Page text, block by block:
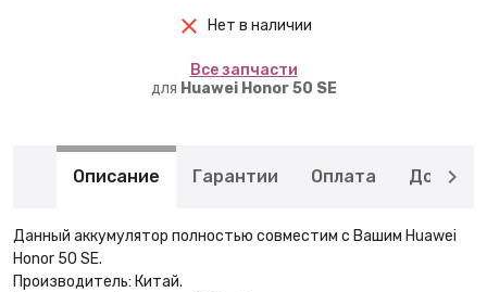
Нет в наличии
Вcе запчасти
для Huawei Honor 50 SE
Описание Гарантии Оплата
Данный аккумулятор полностью совместим с Вашим Huawei
Honor 50 SE.
Производитель: Китай.